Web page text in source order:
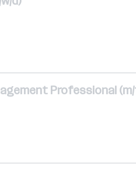
Professional